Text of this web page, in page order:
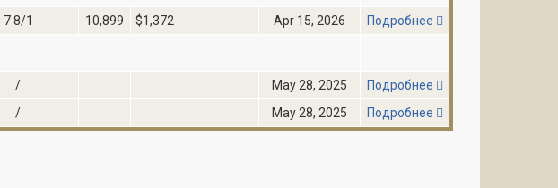
7 8/1 10,899 $1,372 Apr 15, 2026 Подробнее
/ May 28, 2025
Подробнее
/ May 28, 2025 Подробнее